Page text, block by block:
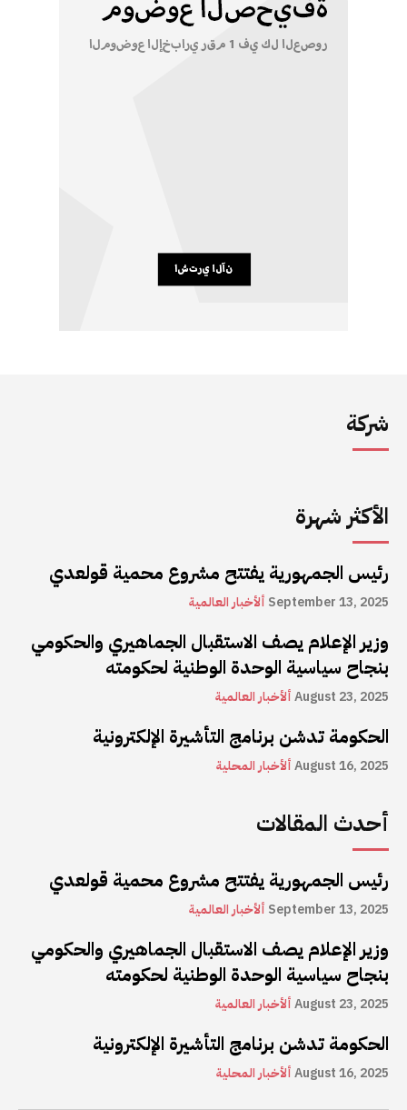
شركة
الأكثر شهرة
رئيس الجمهورية يفتتح مشروع محمية قولعدي
ألأخبار العالمية September 13, 2025
وزير الإعلام يصف الاستقبال الجماهيري والحكومي
بنجاح سياسية الوحدة الوطنية لحكومته
ألأخبار العالميةAugust 23, 2025
الحكومة تدشن برنامج التأشيرة الإلكترونية
ألأخبار المحليةAugust 16, 2025
أحدث المقالات
رئيس الجمهورية يفتتح مشروع محمية قولعدي
ألأخبار العالمية September 13, 2025
وزير الإعلام يصف الاستقبال الجماهيري والحكومي
بنجاح سياسية الوحدة الوطنية لحكومته
ألأخبار العالميةAugust 23, 2025
الحكومة تدشن برنامج التأشيرة الإلكترونية
ألأخبار المحليةAugust 16, 2025